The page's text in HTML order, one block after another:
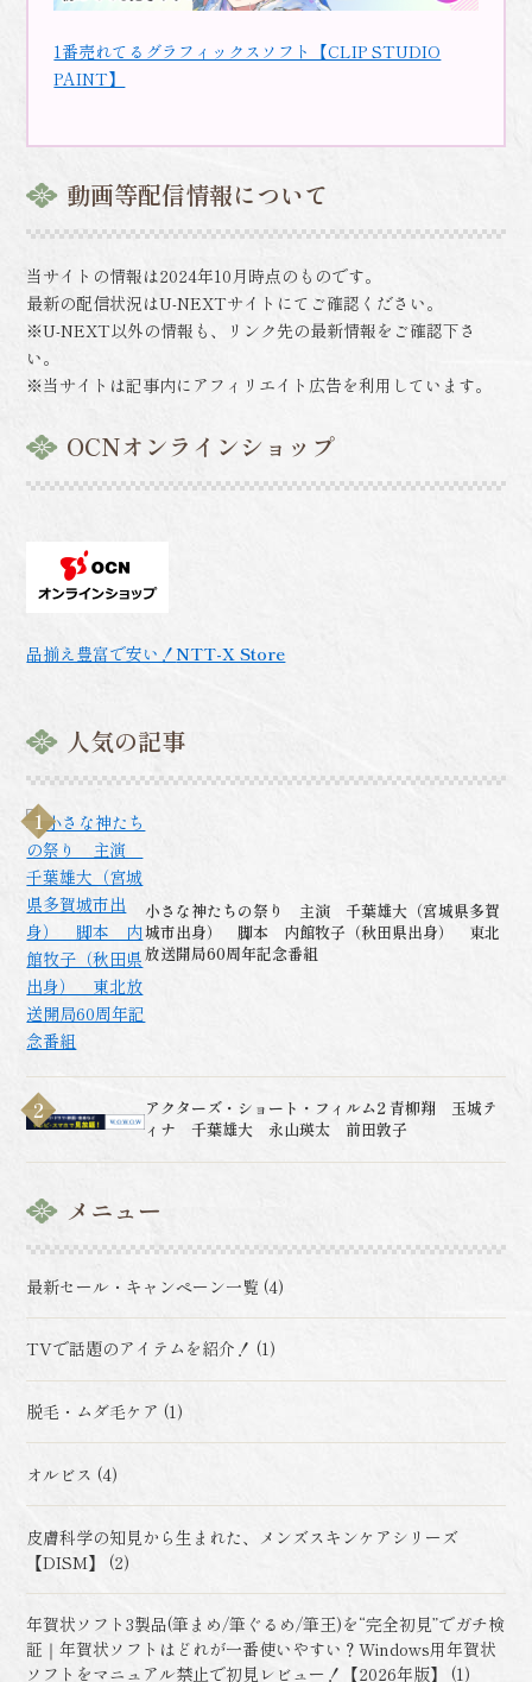
1番売れてるグラフィックスソフト【CLIP STUDIO
PAINT】
動画等配信情報について
当サイトの情報は2024年10月時点のものです。
最新の配信状況はU-NEXTサイトにてご確認ください。
※U-NEXT以外の情報も、リンク先の最新情報をご確認下さ
い。
※当サイトは記事内にアフィリエイト広告を利用しています。
OCNオンラインショップ
品揃え豊富で安い！NTT-X Store
人気の記事
小さな神たちの祭り 主演 千葉雄大（宮城県多賀
城市出身） 脚本 内館牧子（秋田県出身） 東北
放送開局60周年記念番組
アクターズ・ショート・フィルム2 青柳翔 玉城テ
ィナ 千葉雄大 永山瑛太 前田敦子
メニュー
最新セール・キャンペーン一覧 (4)
TVで話題のアイテムを紹介！ (1)
脱毛・ムダ毛ケア (1)
オルビス (4)
皮膚科学の知見から生まれた、メンズスキンケアシリーズ
【DISM】 (2)
年賀状ソフト3製品(筆まめ/筆ぐるめ/筆王)を“完全初見”でガチ検
証｜年賀状ソフトはどれが一番使いやすい？Windows用年賀状
ソフトをマニュアル禁止で初見レビュー！【2026年版】 (1)